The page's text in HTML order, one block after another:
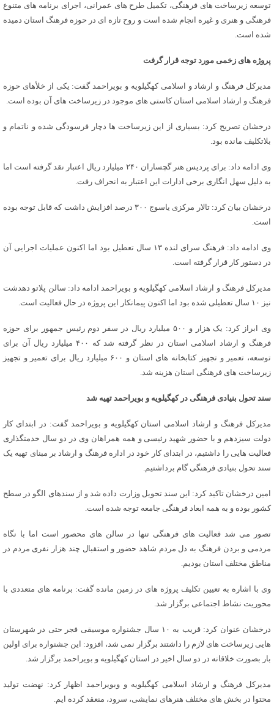
توسعه زیرساخت های فرهنگی، تکمیل طرح های عمرانی، اجرای برنامه های متنوع
فرهنگی و هنری و غیره انجام شده است و روح تازه ای در حوزه فرهنگ استان دمیده
شده است.
پروژه های زخمی مورد توجه قرار گرفت
مدیرکل فرهنگ و ارشاد و اسلامی کهگیلویه و بویراحمد گفت: یکی از خلأهای حوزه
فرهنگ و ارشاد اسلامی استان کاستی های موجود در زیرساخت های آن بوده است.
درخشان تصریح کرد: بسیاری از این زیرساخت ها دچار فرسودگی شده و ناتمام و
بلاتکلیف مانده بود.
وی ادامه داد: برای پردیس هنر گچساران ۲۴۰ میلیارد ریال اعتبار نقد گرفته است اما
به دلیل سهل انگاری برخی ادارات این اعتبار به انحراف رفت.
درخشان بیان کرد: تالار مرکزی یاسوج ۳۰۰ درصد افزایش داشت که قابل توجه بوده
است.
وی ادامه داد: فرهنگ سرای لنده ۱۳ سال تعطیل بود اما اکنون عملیات اجرایی آن
در دستور کار قرار گرفته است.
مدیرکل فرهنگ و ارشاد اسلامی کهگیلویه و بویراحمد ادامه داد: سالن پلاتو دهدشت
نیز ۱۰ سال تعطیلی شده بود اما اکنون پیمانکار این پروژه در حال فعالیت است.
وی ابراز کرد: یک هزار و ۵۰۰ میلیارد ریال در سفر دوم رئیس جمهور برای حوزه
فرهنگ و ارشاد اسلامی استان در نظر گرفته شد که ۴۰۰ میلیارد ریال آن برای
توسعه، تعمیر و تجهیز کتابخانه های استان و ۶۰۰ میلیارد ریال برای تعمیر و تجهیز
زیرساخت های فرهنگی استان هزینه شد.
سند تحول بنیادی فرهنگی در کهگیلویه و بویراحمد تهیه شد
مدیرکل فرهنگ و ارشاد اسلامی استان کهگیلویه و بویراحمد گفت: در ابتدای کار
دولت سیزدهم و با حضور شهید رئیسی و همه همراهان وی در دو سال خدمتگذاری
فعالیت هایی را داشتیم، در ابتدای کار خود در اداره فرهنگ و ارشاد بر مبنای تهیه یک
سند تحول بنیادی فرهنگی گام برداشتیم.
امین درخشان تاکید کرد: این سند تحویل وزارت داده شد و از سندهای الگو در سطح
کشور بوده و به همه ابعاد فرهنگی جامعه توجه شده است.
تصور می شد فعالیت های فرهنگی تنها در سالن های محصور است اما با نگاه
مردمی و بردن فرهنگ به دل مردم شاهد حضور و استقبال چند هزار نفری مردم در
مناطق مختلف استان بودیم.
وی با اشاره به تعیین تکلیف پروژه های در زمین مانده گفت: برنامه های متعددی با
محوریت نشاط اجتماعی برگزار شد.
درخشان عنوان کرد: قریب به ۱۰ سال جشنواره موسیقی فجر حتی در شهرستان
هایی زیرساخت های لازم را داشتند برگزار نمی شد، افزود: این جشنواره برای اولین
بار بصورت خلاقانه در دو سال اخیر در استان کهگیلویه و بویراحمد برگزار شد.
مدیرکل فرهنگ و ارشاد اسلامی کهگیلویه و وبویراحمد اظهار کرد: نهضت تولید
محتوا در بخش های مختلف هنرهای نمایشی، سرود، منعقد کرده ایم.